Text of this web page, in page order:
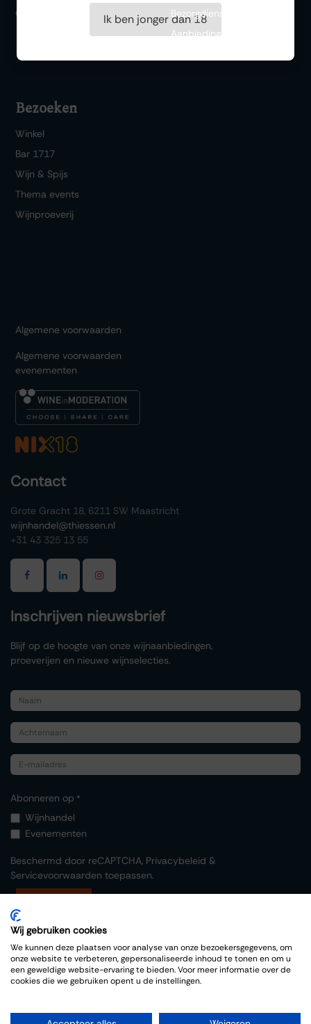
Over ons
Bezorgdienst
Aanbiedingen
Bezoeken
Winkel
Bar 1717
Wijn & Spijs
Thema events
Wijnproeverij
Algemene voorwaarden
Algemene voorwaarden
evenementen
Contact
Grote Gracht 18, 6211 SW Maastricht
wijnhandel@thiessen.nl
+31 43 325 13 55
Inschrijven nieuwsbrief
Blijf op de hoogte van onze wijnaanbiedingen,
proeverijen en nieuwe wijnselecties.
Abonneren op *
Wijnhandel
Evenementen
Beschermd door reCAPTCHA, Privacybeleid &
Servicevoorwaarden toepassen.
Ik ben jonger dan 18
Wij gebruiken cookies
We kunnen deze plaatsen voor analyse van onze bezoekersgegevens, om
onze website te verbeteren, gepersonaliseerde inhoud te tonen en om u
een geweldige website-ervaring te bieden. Voor meer informatie over de
cookies die we gebruiken opent u de instellingen.